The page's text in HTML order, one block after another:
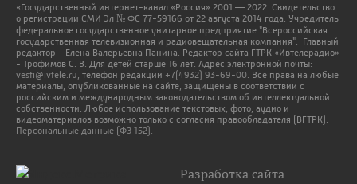
«Государственный интернет-канал «Россия» 2001 — 2022. Свидетельство
о регистрации СМИ Эл № ФС 77-59166 от 22 августа 2014 года. Учредитель
федеральное государственное унитарное предприятие "Всероссийская
государственная телевизионная и радиовещательная компания". Главный
редактор – Елена Валерьевна Панина. Редактор сайта ГТРК «Ивтелерадио»
- Трофимов С. В. Для детей старше 16 лет. Адрес электронной почты:
vesti@ivtele.ru , телефон редакции +7(4932) 93-69-00 . Все права на любые
материалы, опубликованные на сайте, защищены в соответствии с
российским и международным законодательством об интеллектуальной
собственности. Любое использование текстовых, фото, аудио и
видеоматериалов возможно только с согласия правообладателя (ВГТРК).
Персональные данные (ФЗ 152).
Разработка сайта